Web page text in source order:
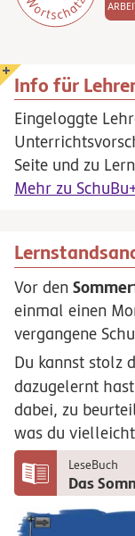
Info für
Eingeloggte
Seite und zu
Mehr zu
Vor den
einmal einen
vergangene
Du kannst stolz
dazugelernt
dabei, zu
was du
LeseBuch
Das